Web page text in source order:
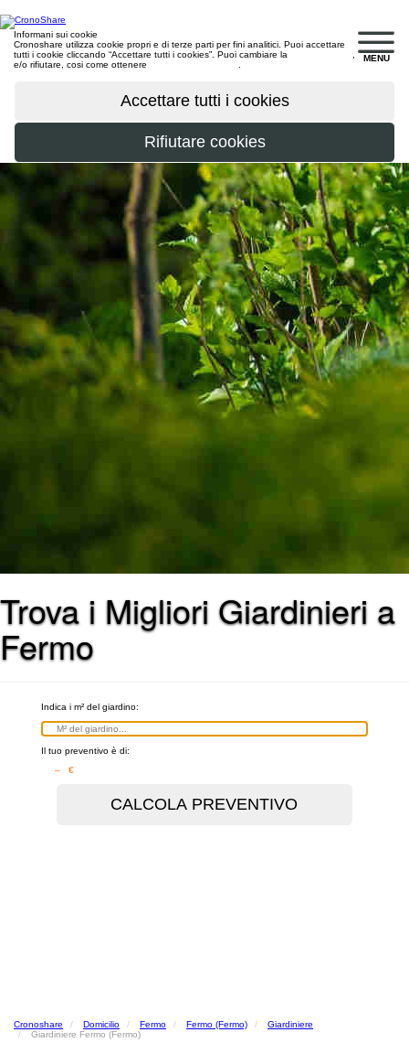
MENU
Informani sui cookie
Cronoshare utilizza cookie propri e di terze parti per fini analitici. Puoi accettare
tutti i cookie cliccando “Accettare tutti i cookies”. Puoi cambiare la
e/o rifiutare, cosi come ottenere
Trova i Migliori Giardinieri a
Fermo
Indica i m² del giardino:
Il tuo preventivo è di:
– €
Cronoshare Domicilio Fermo Fermo (Fermo)
Giardiniere
Giardiniere Fermo (Fermo)